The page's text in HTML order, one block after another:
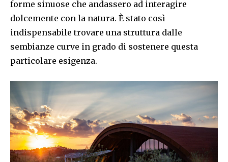
forme sinuose che andassero ad interagire
dolcemente con la natura. È stato così
indispensabile trovare una struttura dalle
sembianze curve in grado di sostenere questa
particolare esigenza.